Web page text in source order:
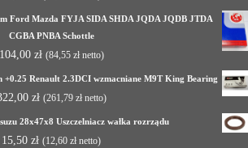
Ford Mazda FYJA SIDA SHDA JQDA JQDB JTDA
CGBA PNBA Schottle
104,00 zł (84,55 złnetto)
+0.25 Renault 2.3DCI wzmacniane M9T King Bearing
zł (261,79 złnetto)
28x47x8 Uszczelniacz wałka rozrządu
15,50 zł (12,60 zł netto)